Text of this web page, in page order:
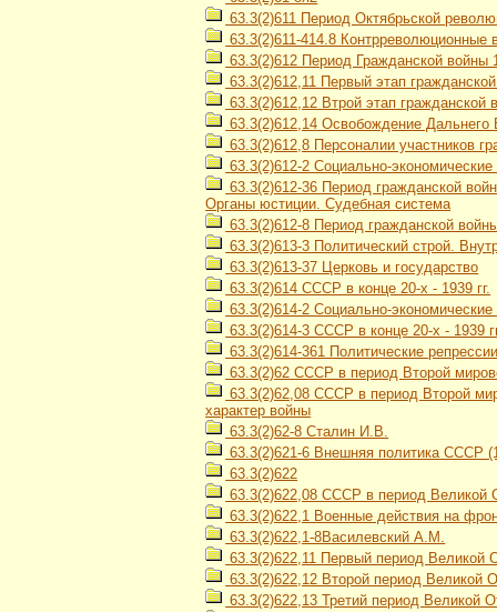
63.3(2)611 Период Октябрьской
63.3(2)611-414.8 Контрреволюционные
63.3(2)612 Период Гражданской войны
63.3(2)612,11 Первый этап
63.3(2)612,12 Втрой этап гражданской
63.3(2)612,14 Освобождение Дальнего
63.3(2)612,8 Персоналии участников
63.3(2)612-2 Социально-
63.3(2)612-36 Период гражданской
Органы юстиции. Судебная система
63.3(2)612-8 Период гражданской
63.3(2)613-3 Политический строй.
63.3(2)613-37 Церковь и государство
63.3(2)614 СССР в конце 20-х - 1939 гг.
63.3(2)614-2 Социально-
63.3(2)614-3 СССР в конце 20-х - 1939
63.3(2)614-361 Политические
63.3(2)62 СССР в период Второй
63.3(2)62,08 СССР в период Второй
характер войны
63.3(2)62-8 Сталин И.В.
63.3(2)621-6 Внешняя политика СССР
63.3(2)622
63.3(2)622,08 СССР в период Великой
63.3(2)622,1 Военные действия на
63.3(2)622,1-8Василевский А.М.
63.3(2)622,11 Первый период Великой
63.3(2)622,12 Второй период Великой
63.3(2)622,13 Третий период Великой